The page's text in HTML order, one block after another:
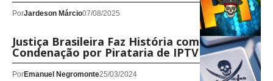
PorJardeson Márcio07/08/2025
Justiça Brasileira Faz História com Primeira
Condenação por Pirataria de IPTV
PorEmanuel Negromonte25/03/2024